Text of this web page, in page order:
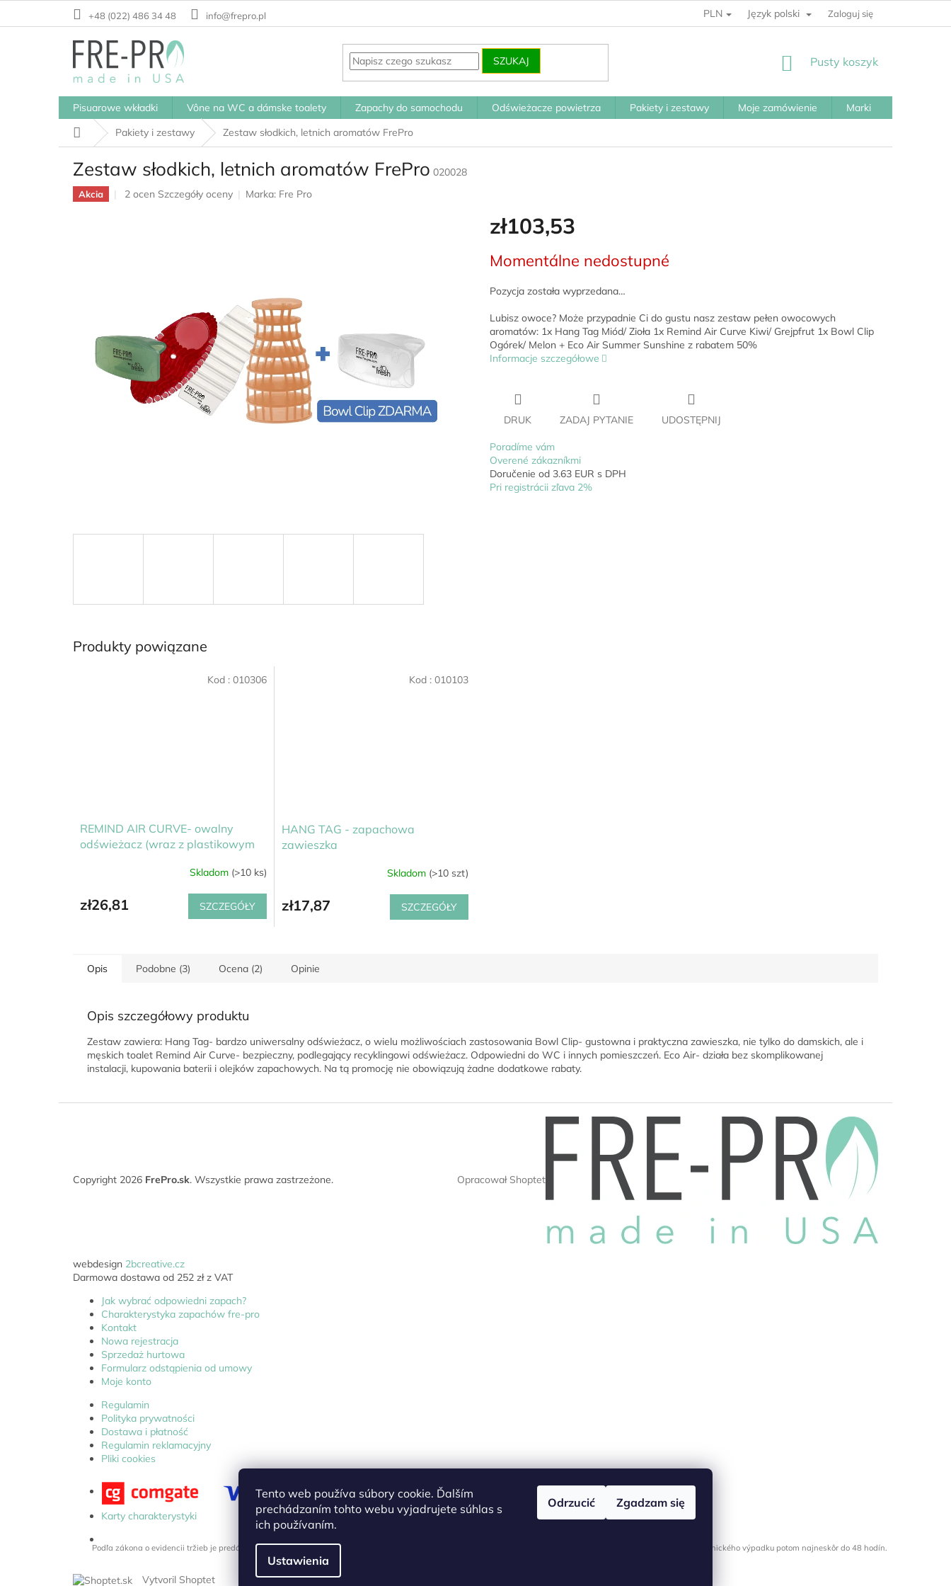
Tento web používa súbory cookie. Ďalším
prechádzaním tohto webu vyjadrujete súhlas s
ich používaním.
Ustawienia
Odrzucić Zgadzam się
+48 (022) 486 34 48 info@frepro.pl PLN Język polski Zaloguj się
SZUKAJ KOSZYK
Pusty koszyk
Pisuarowe wkładki Vône na WC a dámske toalety Zapachy do samochodu Odświeżacze powietrza Pakiety i zestawy Moje zamówienie
Marki
Home
Pakiety i zestawy Zestaw słodkich, letnich aromatów FrePro
Zestaw słodkich, letnich aromatów FrePro 020028
Akcia
Średnia
2 ocen Szczegóły oceny Marka: Fre Pro
zł103,53
jednostkowa:
Momentálne nedostupné
Pozycja została wyprzedana…
Lubisz owoce? Może przypadnie Ci do gustu nasz zestaw pełen owocowych
aromatów: 1x Hang Tag Miód/ Zioła 1x Remind Air Curve Kiwi/ Grejpfrut 1x Bowl Clip
Ogórek/ Melon + Eco Air Summer Sunshine z rabatem 50%
Informacje szczegółowe
DRUK ZADAJ PYTANIE UDOSTĘPNIJ
Poradíme vám
Overené zákazníkmi
Doručenie od 3.63 EUR s DPH
Pri registrácii zľava 2%
Produkty powiązane
REMIND AIR CURVE- owalny
odświeżacz (wraz z plastikowym
produktu
wynosi
gwiazdek.
Skladom (>10 ks)
zł26,81 SZCZEGÓŁY
Kod : 010306
HANG TAG - zapachowa
zawieszka
produktu
wynosi
gwiazdek.
Skladom (>10 szt)
zł17,87 SZCZEGÓŁY
Kod : 010103
Opis Podobne (3) Ocena (2) Opinie
Opis szczegółowy produktu
Zestaw zawiera: Hang Tag- bardzo uniwersalny odświeżacz, o wielu możliwościach zastosowania Bowl Clip- gustowna i praktyczna zawieszka, nie tylko do damskich, ale i
męskich toalet Remind Air Curve- bezpieczny, podlegający recyklingowi odświeżacz. Odpowiedni do WC i innych pomieszczeń. Eco Air- działa bez skomplikowanej
instalacji, kupowania baterii i olejków zapachowych. Na tą promocję nie obowiązują żadne dodatkowe rabaty.
Opracował Shoptet
Copyright 2026 FrePro.sk. Wszystkie prawa zastrzeżone.
webdesign 2bcreative.cz
Darmowa dostawa od 252 zł z VAT
Jak wybrać odpowiedni zapach?
Charakterystyka zapachów fre-pro
Kontakt
Nowa rejestracja
Sprzedaż hurtowa
Formularz odstąpienia od umowy
Moje konto
Regulamin
Polityka prywatności
Dostawa i płatność
Regulamin reklamacyjny
Pliki cookies
Karty charakterystyki
Podľa zákona o evidencii tržieb je predávajúci povinný vystaviť kupujúcemu účtenku. Zároveň je povinný zaevidovať prijatú tržbu u správcu dane online; v prípade technického výpadku potom najneskôr do 48 hodín.
Vytvoril Shoptet